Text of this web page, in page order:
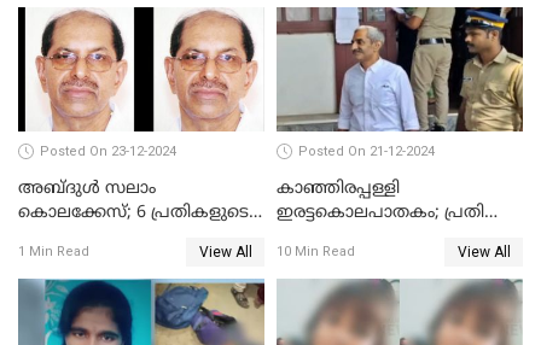
കുത്തേറ്റു മരിച്ചു
മനോനിലയില്‍ കുഴപ്പമില്ലെന്ന്
റിപ്പോര്‍ട്ട്
Posted On 23-12-2024
അബ്ദുള്‍ സലാം
കൊലക്കേസ്‌; 6 പ്രതികളുടെ
1 Min Read View All
Posted On 21-12-2024
കാഞ്ഞിരപ്പള്ളി
ഇരട്ടകൊലപാതകം; പ്രതി
ജീവപര്യന്തം
10 Min Read View All